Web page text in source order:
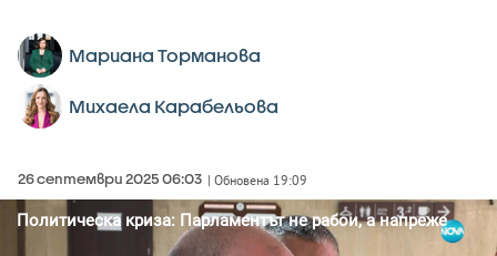
Мариана Торманова
Михаела Карабельова
26 септември 2025 06:03 | Обновена 19:09